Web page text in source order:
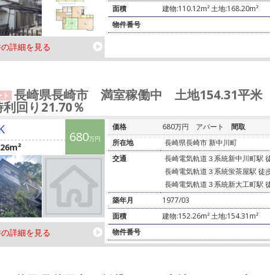
詳細を見る
面積
建物:110.12m² 土地:168.20m²
物件番号
ト 長崎県長崎市 満室稼働中 土地154.31平
利回り21.70％
680万円
詳細を見る
価格 680万円 アパート
間取
所在地
長崎県長崎市 新中川町
交通
長崎電気軌道３系統新中川町駅
長崎電気軌道３系統蛍茶屋駅 徒
長崎電気軌道３系統新大工町駅
築年月
1977/03
面積
建物:152.26m² 土地:154.31m²
物件番号